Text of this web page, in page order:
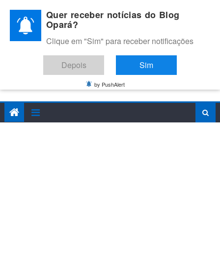
content
BLOG OPARÁ
Melhores notícias de Juazeiro, Petrolina e do Vale do São
Francisco
Quer receber notícias do Blog
Opará?
Clique em "Sim" para receber notificações
Depois Sim
by PushAlert